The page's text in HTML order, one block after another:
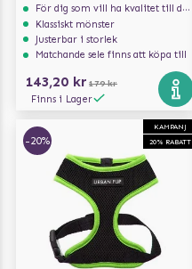
För dig som vill ha kvalitet till din hund!
Klassiskt mönster
Justerbar i storlek
Matchande sele finns att köpa till
143,20 kr 179 kr
Finns i Lager
KAMPANJ
20% RABATT
-20%